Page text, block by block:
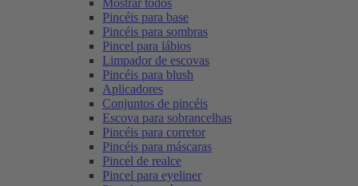
Mostrar todos
Pincéis para base
Pincéis para sombras
Pincel para lábios
Limpador de escovas
Pincéis para blush
Aplicadores
Conjuntos de pincéis
Escova para sobrancelhas
Pincéis para corretor
Pincéis para máscaras
Pincel de realce
Pincel para eyeliner